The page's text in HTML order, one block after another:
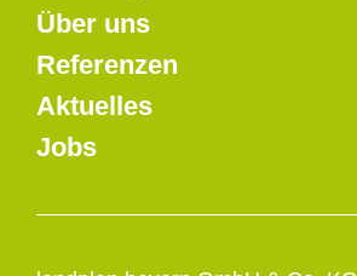
Über uns
Referenzen
Aktuelles
Jobs